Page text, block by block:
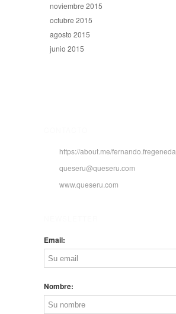
noviembre 2015
octubre 2015
agosto 2015
junio 2015
https://about.me/fernando.fregeneda
queseru@queseru.com
www.queseru.com
Email:
Nombre: